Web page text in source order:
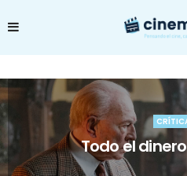
Todo el